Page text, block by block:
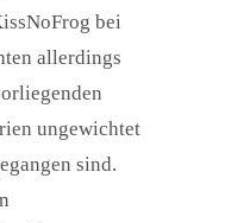
bei
allerdings
ungewichtet
sind.